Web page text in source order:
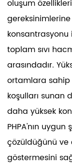
oluşum
gereksinimlerine
konsantrasyonu
toplam sıvı
arasındadır.
ortamlara
koşulları sunan
daha yüksek
PHPA'nın uygun
çözüldüğünü
göstermesini